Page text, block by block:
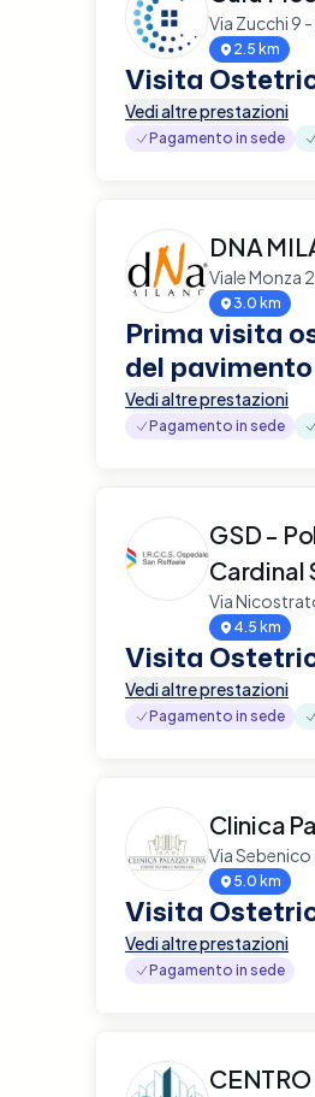
Via Zucchi 9
2.5 km
Visita
Vedi altre prestazioni
Pagamento in sede
DNA
Viale Monza
3.0 km
Prima visita
del
Vedi altre prestazioni
Pagamento in sede
GSD -
Cardinal
Via
4.5 km
Visita
Vedi altre prestazioni
Pagamento in sede
Clinica
Via
5.0 km
Visita
Vedi altre prestazioni
Pagamento in sede